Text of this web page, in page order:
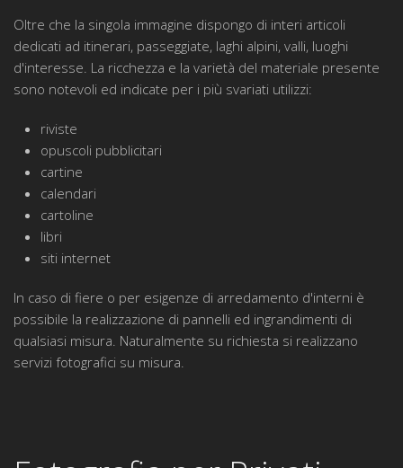
Oltre che la singola immagine dispongo di interi articoli
dedicati ad itinerari, passeggiate, laghi alpini, valli, luoghi
d'interesse. La ricchezza e la varietà del materiale presente
sono notevoli ed indicate per i più svariati utilizzi:
riviste
opuscoli pubblicitari
cartine
calendari
cartoline
libri
siti internet
In caso di fiere o per esigenze di arredamento d'interni è
possibile la realizzazione di pannelli ed ingrandimenti di
qualsiasi misura. Naturalmente su richiesta si realizzano
servizi fotografici su misura.